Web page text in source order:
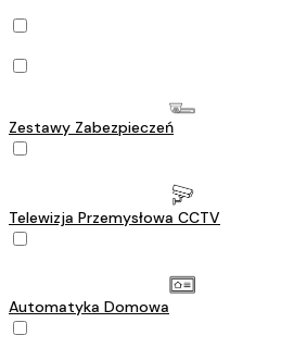
Zestawy Zabezpieczeń
Telewizja Przemysłowa CCTV
Automatyka Domowa